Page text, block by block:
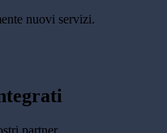
nuovi servizi.
partner.